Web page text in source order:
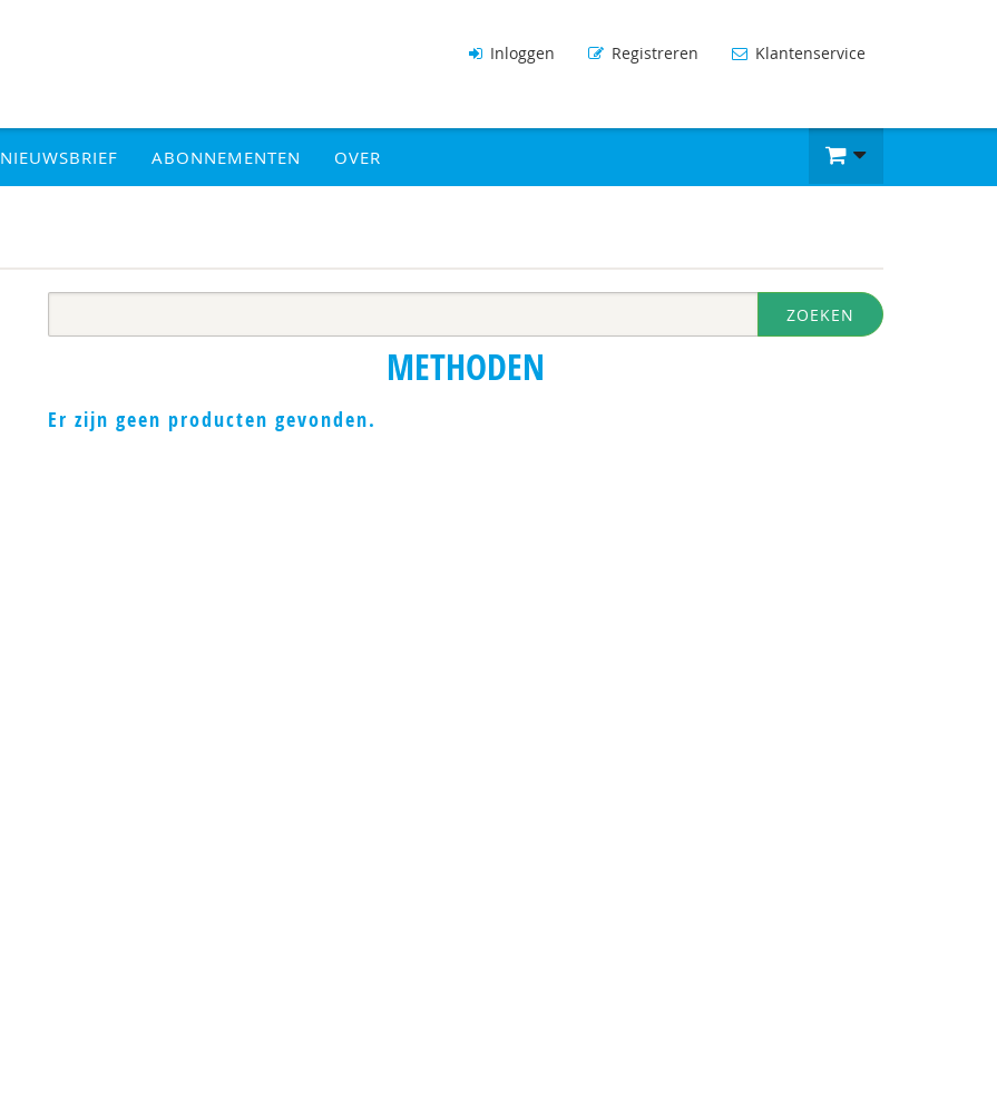
Inloggen Registreren Klantenservice
NIEUWSBRIEF ABONNEMENTEN OVER
ZOEKEN
METHODEN
Er zijn geen producten gevonden.